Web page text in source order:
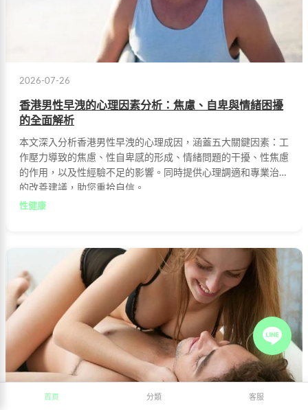
2026-07-26
香港男性早洩的心理因素分析：焦慮、自卑與情緒困擾
的全面解析
本文深入分析香港男性早洩的心理成因，涵蓋五大關鍵因素：工
作壓力導致的焦慮、性自卑感的形成、情緒問題的干擾、性焦慮
的作用，以及性經驗不足的影響。同時提供心理調適和專業治療
的改善建議，助您重拾自信。
性健康
首頁 分類 客服